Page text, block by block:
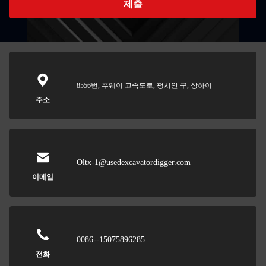
제출
주소
8556번, 푸웨이 고속도로, 펑시안 구, 상하이
이메일
Oltx-1@usedexcavatordigger.com
전화
0086--15075896285